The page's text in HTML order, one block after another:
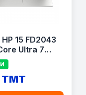
15 FD2043
Ultra 7
RAM, 512GB
FHD, Silver
TMT